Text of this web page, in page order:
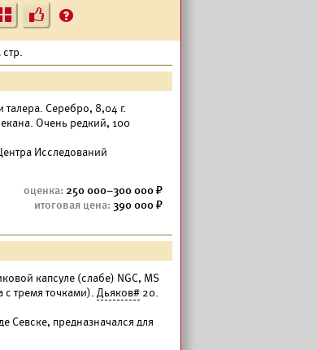
?
стр.
талера. Серебро, 8,04 г.
Очень редкий, 100
Исследований
250 000–300 000
390 000
капсуле (слабе) NGC, MS
с тремя точками). Дьяков# 20.
Севске, предназначался для